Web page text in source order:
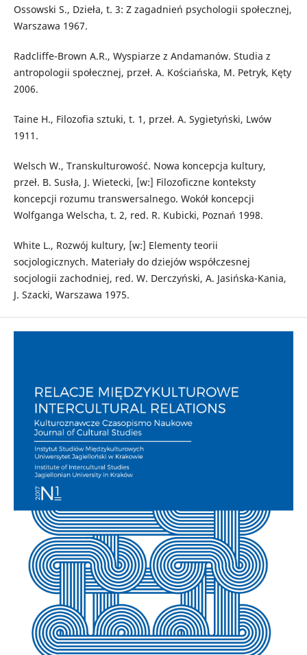
Ossowski S., Dzieła, t. 3: Z zagadnień psychologii społecznej,
Warszawa 1967.
Radcliffe-Brown A.R., Wyspiarze z Andamanów. Studia z
antropologii społecznej, przeł. A. Kościańska, M. Petryk, Kęty
2006.
Taine H., Filozofia sztuki, t. 1, przeł. A. Sygietyński, Lwów
1911.
Welsch W., Transkulturowość. Nowa koncepcja kultury,
przeł. B. Susła, J. Wietecki, [w:] Filozoficzne konteksty
koncepcji rozumu transwersalnego. Wokół koncepcji
Wolfganga Welscha, t. 2, red. R. Kubicki, Poznań 1998.
White L., Rozwój kultury, [w:] Elementy teorii
socjologicznych. Materiały do dziejów współczesnej
socjologii zachodniej, red. W. Derczyński, A. Jasińska-Kania,
J. Szacki, Warszawa 1975.